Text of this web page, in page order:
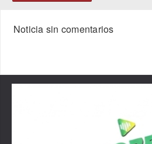
Noticia sin comentarios